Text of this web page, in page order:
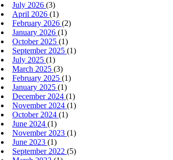
July 2026 (3)
April 2026 (1)
February 2026 (2)
January 2026 (1)
October 2025 (1)
September 2025 (1)
July 2025 (1)
March 2025 (3)
February 2025 (1)
January 2025 (1)
December 2024 (1)
November 2024 (1)
October 2024 (1)
June 2024 (1)
November 2023 (1)
June 2023 (1)
September 2022 (5)